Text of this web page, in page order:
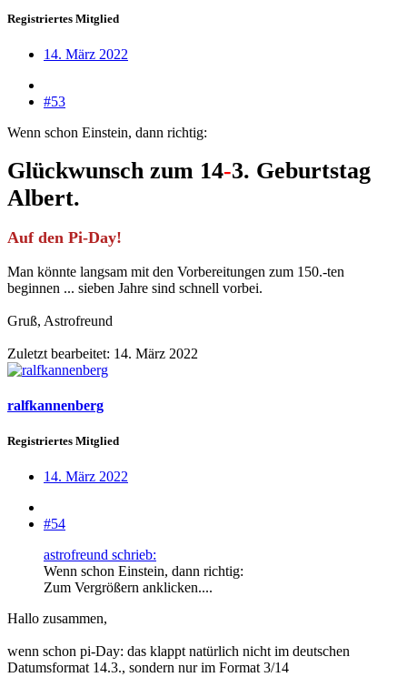
Registriertes Mitglied
14. März 2022
#53
Wenn schon Einstein, dann richtig:
Glückwunsch zum 14-3. Geburtstag
Albert.
Auf den Pi-Day!
Man könnte langsam mit den Vorbereitungen zum 150.-ten
beginnen ... sieben Jahre sind schnell vorbei.
Gruß, Astrofreund
Zuletzt bearbeitet: 14. März 2022
ralfkannenberg
Registriertes Mitglied
14. März 2022
#54
astrofreund schrieb:
Wenn schon Einstein, dann richtig:
Zum Vergrößern anklicken....
Hallo zusammen,
wenn schon pi-Day: das klappt natürlich nicht im deutschen
Datumsformat 14.3., sondern nur im Format 3/14